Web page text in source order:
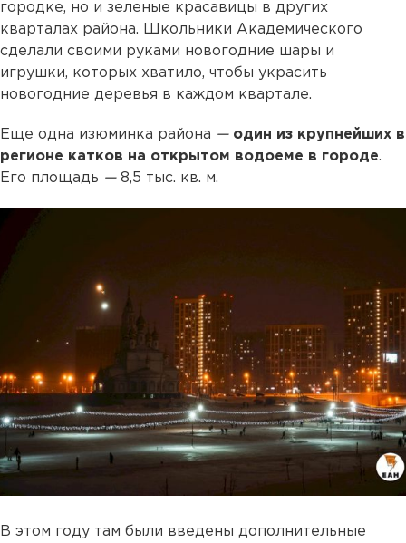
городке, но и зеленые красавицы в других
кварталах района. Школьники Академического
сделали своими руками новогодние шары и
игрушки, которых хватило, чтобы украсить
новогодние деревья в каждом квартале.
Еще одна изюминка района — один из крупнейших в
регионе катков на открытом водоеме в городе.
Его площадь —8,5 тыс. кв. м.
В этом году там были введены дополнительные